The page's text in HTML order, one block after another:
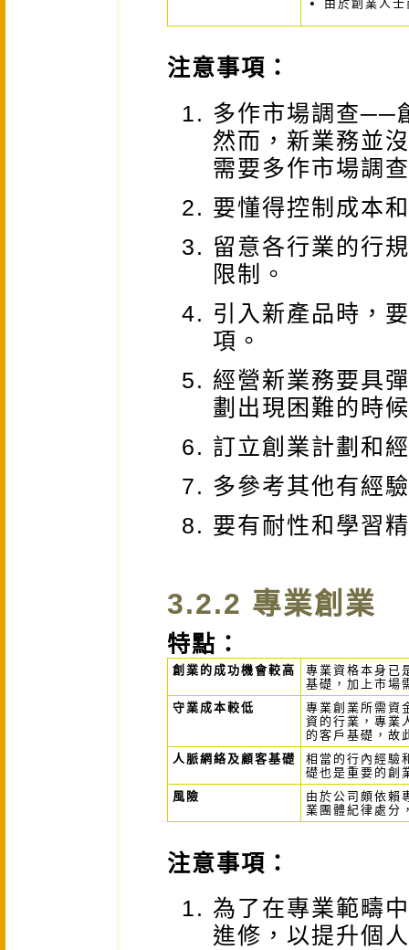
由於創業人
注意事項：
多作市場調查──
然而，新業務並
需要多作市場調
要懂得控制成本
留意各行業的行
限制。
引入新產品時，
項。
經營新業務要具
劃出現困難的時
訂立創業計劃和
多參考其他有經
要有耐性和學習
3.2.2 專業創業
特點：
創業的成功機會較高
專業資格本身已
基礎，加上市場
守業成本較低
專業創業所需資
資的行業，專業
的客戶基礎，故
人脈網絡及顧客基礎
相當的行內經驗
礎也是重要的創
風險
由於公司頗依賴
業團體紀律處分
注意事項：
為了在專業範疇
進修，以提升個